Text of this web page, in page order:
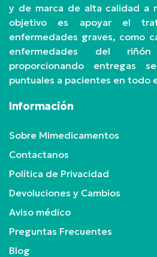
y de marca de alta calidad a
objetivo es apoyar el
enfermedades graves, como
enfermedades del
proporcionando entregas
puntuales a pacientes en todo
Información
Sobre Mimedicamentos
Contactanos
Política de Privacidad
Devoluciones y Cambios
Aviso médico
Preguntas Frecuentes
Blog